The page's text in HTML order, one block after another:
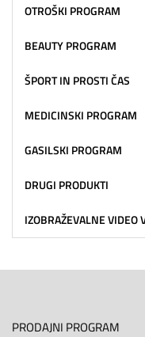
OTROŠKI PROGRAM
BEAUTY PROGRAM
ŠPORT IN PROSTI ČAS
MEDICINSKI PROGRAM
GASILSKI PROGRAM
DRUGI PRODUKTI
IZOBRAŽEVALNE VIDEO
PRODAJNI PROGRAM